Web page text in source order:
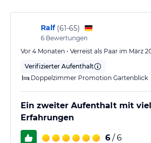
Ralf (61-65)
6 Bewertungen
Vor 4 Monaten • Verreist als Paar im März
Verifizierter Aufenthalt
Doppelzimmer Promotion Gartenblick
Ein zweiter Aufenthalt mit
Erfahrungen
6 / 6